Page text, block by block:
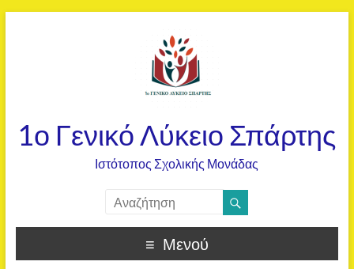
1ο Γενικό Λύκειο Σπάρτης
Ιστότοπος Σχολικής Μονάδας
Μενού